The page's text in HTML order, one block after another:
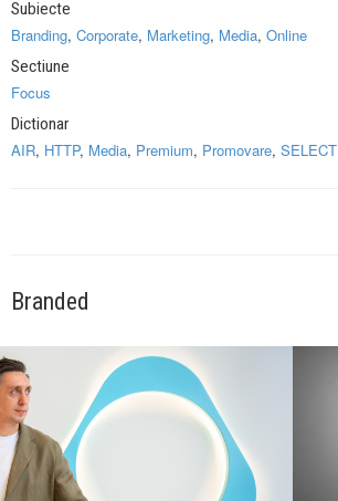
Subiecte
Branding, Corporate, Marketing, Media, Online
Sectiune
Focus
Dictionar
AIR, HTTP, Media, Premium, Promovare, SELECT
Branded